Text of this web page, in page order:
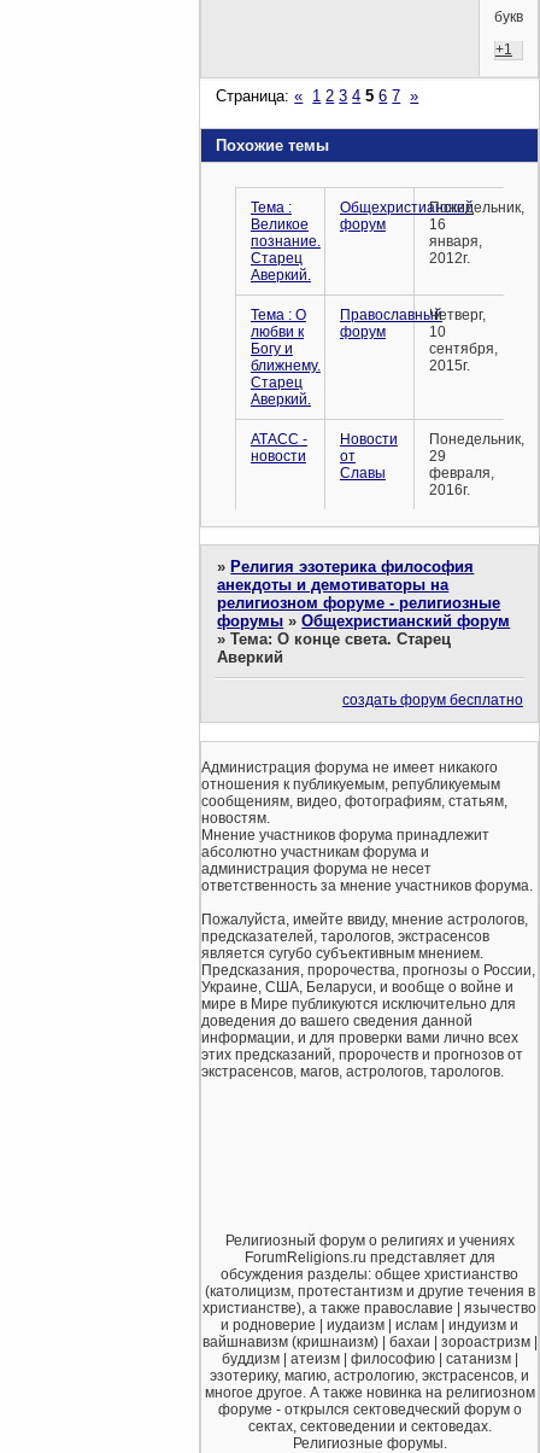
буквы.
+1
Страница:« 1 2 3 4 5 6 7 »
Похожие темы
Тема :
Великое
познание.
Старец
Аверкий.
Общехристианский
форум
Понедельник,
16
января,
2012г.
Тема : О
любви к
Богу и
ближнему.
Старец
Аверкий.
Православный
форум
Четверг,
10
сентября,
2015г.
АТАСС -
новости
Новости
от
Славы
Понедельник,
29
февраля,
2016г.
» Религия эзотерика философия
анекдоты и демотиваторы на
религиозном форуме - религиозные
форумы »Общехристианский форум
»Тема: О конце света. Старец
Аверкий
создать форум бесплатно
Администрация форума не имеет никакого
отношения к публикуемым, републикуемым
сообщениям, видео, фотографиям, статьям,
новостям.
Мнение участников форума принадлежит
абсолютно участникам форума и
администрация форума не несет
ответственность за мнение участников форума.
Пожалуйста, имейте ввиду, мнение астрологов,
предсказателей, тарологов, экстрасенсов
является сугубо субъективным мнением.
Предсказания, пророчества, прогнозы о России,
Украине, США, Беларуси, и вообще о войне и
мире в Мире публикуются исключительно для
доведения до вашего сведения данной
информации, и для проверки вами лично всех
этих предсказаний, пророчеств и прогнозов от
экстрасенсов, магов, астрологов, тарологов.
Религиозный форум о религиях и учениях
ForumReligions.ru представляет для
обсуждения разделы: общее христианство
(католицизм, протестантизм и другие течения в
христианстве), а также православие | язычество
и родноверие | иудаизм | ислам | индуизм и
вайшнавизм (кришнаизм) | бахаи | зороастризм |
буддизм | атеизм | философию | сатанизм |
эзотерику, магию, астрологию, экстрасенсов, и
многое другое. А также новинка на религиозном
форуме - открылся сектоведческий форум о
сектах, сектоведении и сектоведах.
Религиозные форумы.